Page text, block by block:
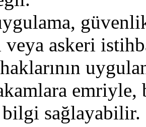
,
veya askeri
haklarının
emriyle,
bilgi sağlayabilir.